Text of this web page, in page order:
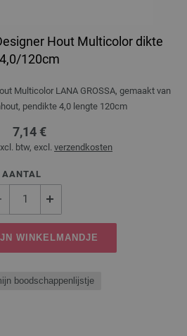
Hout Multicolor dikte
4,0/120cm
Multicolor LANA GROSSA, gemaakt van
pendikte 4,0 lengte 120cm
7,14 €
btw, excl. verzendkosten
AANTAL
WINKELMANDJE
boodschappenlijstje